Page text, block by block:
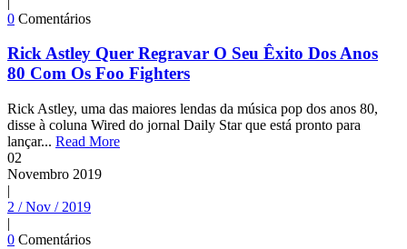
0 Comentários
Rick Astley Quer Regravar O Seu Êxito Dos Anos
80 Com Os Foo Fighters
Rick Astley, uma das maiores lendas da música pop dos anos 80,
disse à coluna Wired do jornal Daily Star que está pronto para
lançar... Read More
02
Novembro 2019
|
2 / Nov / 2019
|
0 Comentários